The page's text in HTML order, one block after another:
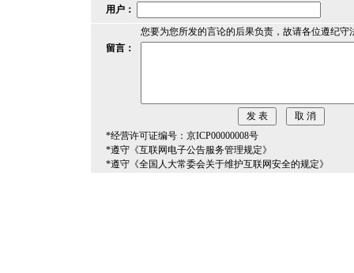
用户：
您要为您所发的言论的后果负责，故请各位遵纪守
留言：
*经营许可证编号：京ICP00000008号
*遵守《互联网电子公告服务管理规定》
*遵守《全国人大常委会关于维护互联网安全的规定》